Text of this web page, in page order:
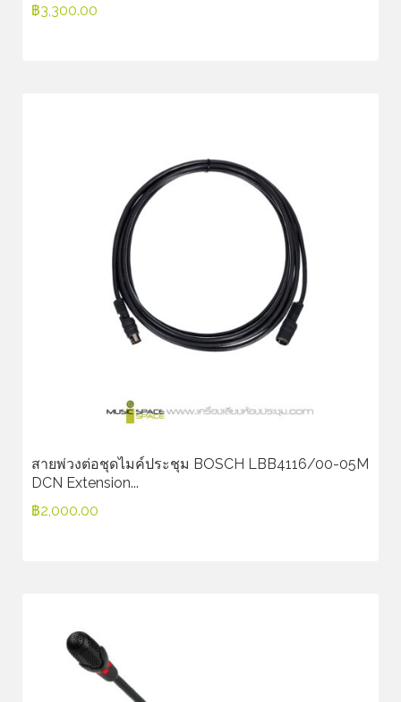
฿3,300.00
สายพ่วงต่อชุดไมค์ประชุม BOSCH LBB4116/00-05M
DCN Extension...
฿2,000.00